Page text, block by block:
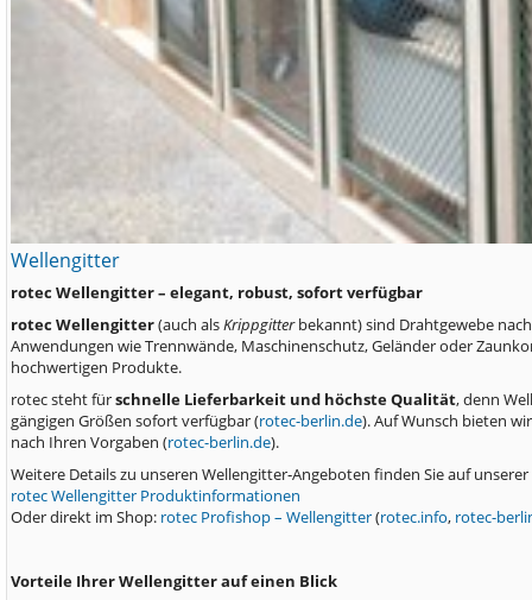
Wellengitter
rotec Wellengitter – elegant, robust, sofort verfügbar
rotec Wellengitter(auch alsKrippgitterbekannt) sind Drahtgewebe
Anwendungen wie Trennwände, Maschinenschutz, Geländer oder
hochwertigen Produkte.
rotec steht fürschnelle Lieferbarkeit und höchste Qualität, denn
gängigen Größen sofort verfügbar (rotec-berlin.de). Auf Wunsch bieten
nach Ihren Vorgaben (rotec-berlin.de).
Weitere Details zu unseren Wellengitter‑Angeboten finden Sie auf unserer
rotec Wellengitter Produktinformationen
Oder direkt im Shop: rotec Profishop – Wellengitter(rotec.info, rotec-
Vorteile Ihrer Wellengitter auf einen Blick